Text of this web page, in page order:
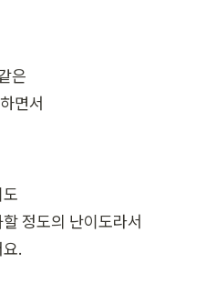
은
면서
정도의 난이도라서
.